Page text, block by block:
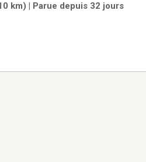
km) | Parue depuis 32 jours